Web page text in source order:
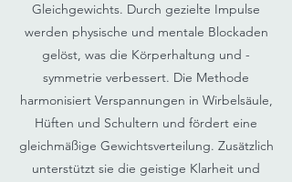
Gleichgewichts. Durch gezielte Impulse
werden physische und mentale Blockaden
gelöst, was die Körperhaltung und -
symmetrie verbessert. Die Methode
harmonisiert Verspannungen in Wirbelsäule,
Hüften und Schultern und fördert eine
gleichmäßige Gewichtsverteilung. Zusätzlich
unterstützt sie die geistige Klarheit und